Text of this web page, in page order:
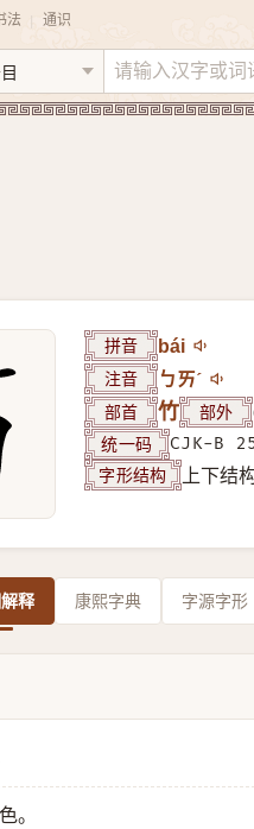
法 通识
拼音 bái
注音 ㄅㄞˊ
部首 竹 部外
统一码 CJK-B
字形结构 上下结
释 康熙字典 字源字形
。